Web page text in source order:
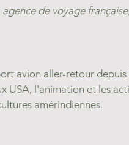
de voyage
avion aller-retour depuis
USA, l'animation et les
amérindiennes.